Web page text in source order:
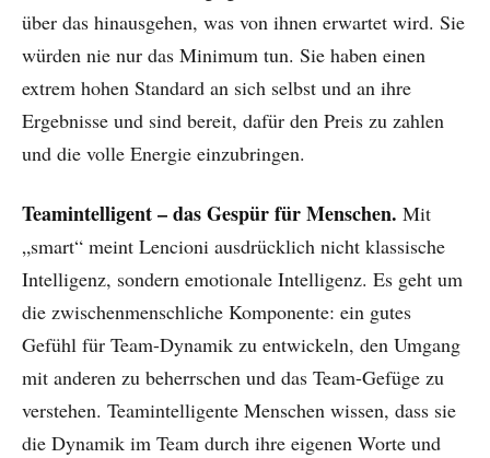
über das hinausgehen, was von ihnen erwartet wird. Sie
würden nie nur das Minimum tun. Sie haben einen
extrem hohen Standard an sich selbst und an ihre
Ergebnisse und sind bereit, dafür den Preis zu zahlen
und die volle Energie einzubringen.
Teamintelligent – das Gespür für Menschen. Mit
„smart“ meint Lencioni ausdrücklich nicht klassische
Intelligenz, sondern emotionale Intelligenz. Es geht um
die zwischenmenschliche Komponente: ein gutes
Gefühl für Team-Dynamik zu entwickeln, den Umgang
mit anderen zu beherrschen und das Team-Gefüge zu
verstehen. Teamintelligente Menschen wissen, dass sie
die Dynamik im Team durch ihre eigenen Worte und